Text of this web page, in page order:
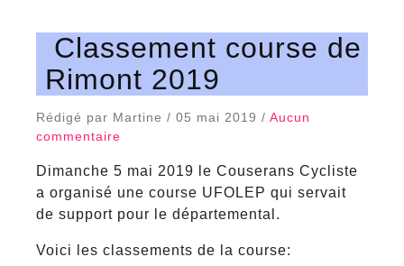
Classement course de
Rimont 2019
Rédigé par Martine / 05 mai 2019 / Aucun
commentaire
Dimanche 5 mai 2019 le Couserans Cycliste
a organisé une course UFOLEP qui servait
de support pour le départemental.
Voici les classements de la course: